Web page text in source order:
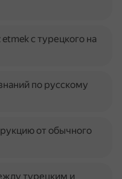
с турецкого на
по русскому
от обычного
турецким и